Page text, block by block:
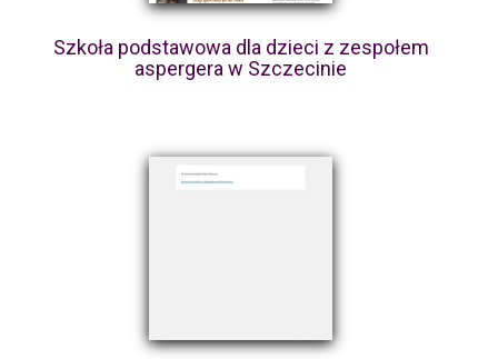
Szkoła podstawowa dla dzieci z zespołem
aspergera w Szczecinie